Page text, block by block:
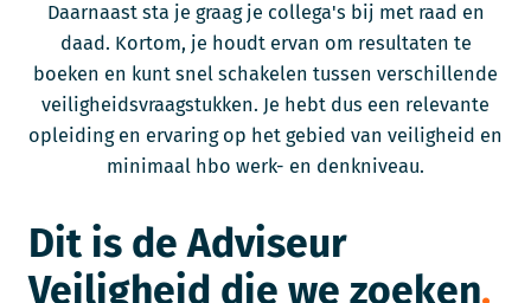
Daarnaast sta je graag je collega's bij met raad en
daad. Kortom, je houdt ervan om resultaten te
boeken en kunt snel schakelen tussen verschillende
veiligheidsvraagstukken. Je hebt dus een relevante
opleiding en ervaring op het gebied van veiligheid en
minimaal hbo werk- en denkniveau.
Dit is de Adviseur
Veiligheid die we zoeken